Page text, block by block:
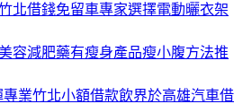
北借錢免留車專家選擇電動曬衣架
容減肥藥有瘦身產品瘦小腹方法推
專業竹北小額借款飲界於高雄汽車借